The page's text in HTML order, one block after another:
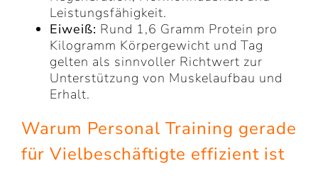
Leistungsfähigkeit.
Eiweiß: Rund 1,6 Gramm Protein pro
Kilogramm Körpergewicht und Tag
gelten als sinnvoller Richtwert zur
Unterstützung von Muskelaufbau und
Erhalt.
Warum Personal Training gerade
für Vielbeschäftigte effizient ist